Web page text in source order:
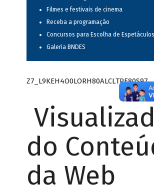
Filmes e festivais de cinema
Receba a programação
Concursos para Escolha de
Galeria BNDES
Z7_L9KEH4O0LORH80ALCLTPF80S97
do
da Web